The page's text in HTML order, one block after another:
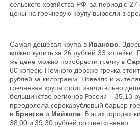
сельского хозяйства РФ, за период с
цены на гречневую крупу выросли в
Самая дешевая крупа в Иваново .
можно купить за 26 рублей 33 копейки.
же цене можно приобрести гречку в
60 копеек. Немного дороже гречка стоит
рублей за килограмм. Повезло и
гречневая крупа стоит значительно
большинстве регионов России – 35,13
преодолела сорокарублевый барьер
в Брянске и Майкопе . В этих городах
38,00 и 39,30 рублей соответственно.